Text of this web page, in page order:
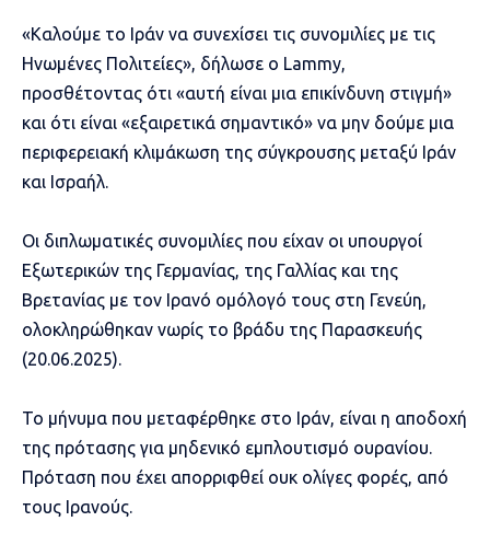
«Καλούμε το Ιράν να συνεχίσει τις συνομιλίες με τις
Ηνωμένες Πολιτείες», δήλωσε ο Lammy,
προσθέτοντας ότι «αυτή είναι μια επικίνδυνη στιγμή»
και ότι είναι «εξαιρετικά σημαντικό» να μην δούμε μια
περιφερειακή κλιμάκωση της σύγκρουσης μεταξύ Ιράν
και Ισραήλ.
Οι διπλωματικές συνομιλίες που είχαν οι υπουργοί
Εξωτερικών της Γερμανίας, της Γαλλίας και της
Βρετανίας με τον Ιρανό ομόλογό τους στη Γενεύη,
ολοκληρώθηκαν νωρίς το βράδυ της Παρασκευής
(20.06.2025).
Το μήνυμα που μεταφέρθηκε στο Ιράν, είναι η αποδοχή
της πρότασης για μηδενικό εμπλουτισμό ουρανίου.
Πρόταση που έχει απορριφθεί ουκ ολίγες φορές, από
τους Ιρανούς.